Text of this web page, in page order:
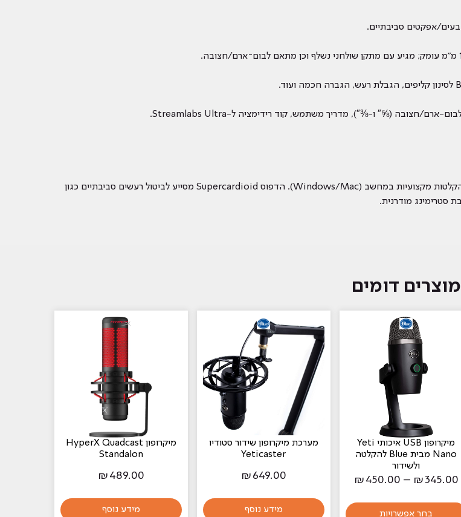
מתאים במיוחד לשידורי גיימינג, סטרימינג (Twitch, YouTube), פודקאסטים והקלטות מקצועיות במחשב (Windows/Mac). הדפוס Supercardioid מסייע לביטול רעשים סביבתיים כגון
מוצרים דומים
מיקרופון USB איכותי Yeti
Nano מבית Blue להקלטה
ולשידור
₪ 345.00
–
₪ 450.00
בחר אפשרויות
מערכת מיקרופון שידור סטודיו
Yeticaster
₪ 649.00
מידע נוסף
מיקרופון HyperX Quadcast
Standalon
₪ 489.00
מידע נוסף